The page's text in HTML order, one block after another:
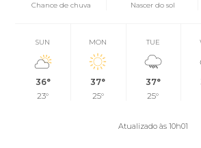
Chance de chuva
Nascer do sol
SUN
36°
23°
MON
37°
25°
TUE
37°
25°
Atualizado às 10h01